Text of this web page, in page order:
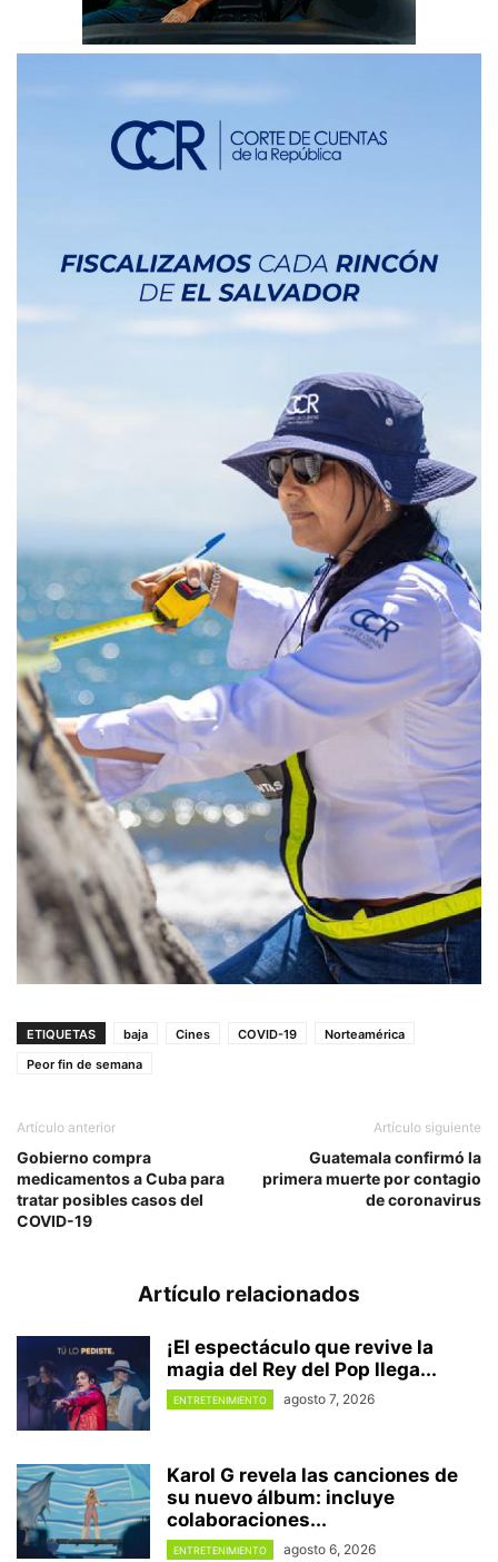
ETIQUETAS baja Cines COVID-19
Norteamérica
Peor fin de semana
Artículo anterior
Gobierno compra
medicamentos a Cuba para
tratar posibles casos del
COVID-19
Artículo siguiente
Guatemala confirmó la
primera muerte por contagio
de coronavirus
Artículo relacionados
¡El espectáculo que revive la
magia del Rey del Pop llega...
ENTRETENIMIENTO agosto 7, 2026
Karol G revela las canciones de
su nuevo álbum: incluye
colaboraciones...
ENTRETENIMIENTO agosto 6, 2026